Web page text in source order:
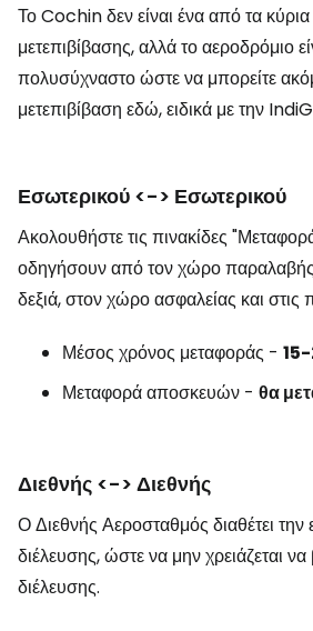
Το Cochin δεν είναι ένα από τα
μετεπιβίβασης, αλλά το αεροδρόμιο
πολυσύχναστο ώστε να μπορείτε
μετεπιβίβαση εδώ, ειδικά με την
Εσωτερικού <-> Εσωτερικού
Ακολουθήστε τις πινακίδες
οδηγήσουν από τον χώρο
δεξιά, στον χώρο ασφαλείας και
Μέσος χρόνος μεταφοράς -
Μεταφορά αποσκευών - θα
Διεθνής <-> Διεθνής
Ο Διεθνής Αεροσταθμός διαθέτει την
διέλευσης, ώστε να μην χρειάζεται
διέλευσης.